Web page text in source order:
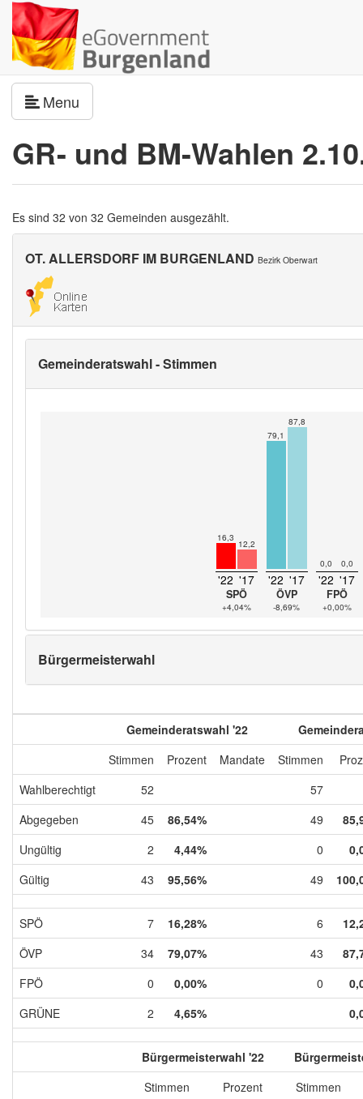
Menu
GR- und BM-Wahlen
Es sind 32 von 32 Gemeinden ausgezählt.
OT. ALLERSDORF IM BURGENLAND Bezirk Oberwart
Gemeinderatswahl - Stimmen
16,3
12,2
'22 '17
SPÖ
+4,04%
79,1
87,8
'22 '17
ÖVP
-8,69%
0,0 0,0
'22 '17
FPÖ
+0,00%
Bürgermeisterwahl
Gemeinderatswahl '22
Stimmen
Prozent Mandate Stimmen
Wahlberechtigt
52
57
Abgegeben
45 86,54% 49
Ungültig
2 4,44% 0
Gültig
43 95,56% 49
SPÖ 7 16,28% 6
ÖVP
34 79,07% 43
FPÖ
0 0,00% 0
GRÜNE
2 4,65%
Bürgermeisterwahl '22
Stimmen
Prozent
Stimmen